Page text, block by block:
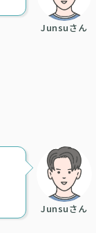
Junsuさん
Junsuさん